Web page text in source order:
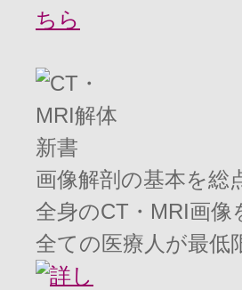
画像解剖の基本を総
全身のCT・MRI画像
全ての医療人が最低